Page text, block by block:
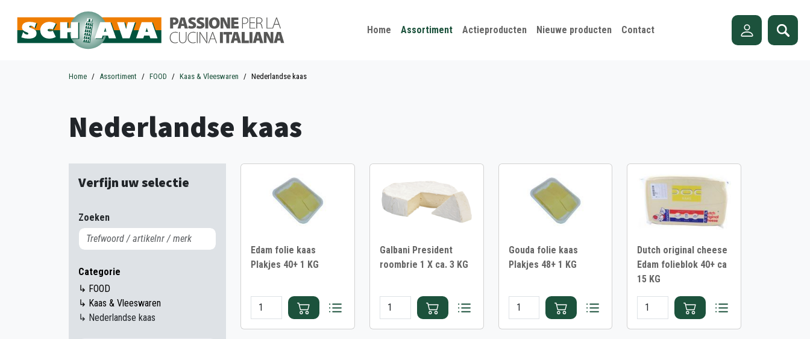
Home Assortiment Actieproducten Nieuwe producten Contact
Home Assortiment FOOD Kaas & Vleeswaren Nederlandse kaas
Nederlandse kaas
Verfijn uw selectie
Zoeken
Categorie
↳ FOOD
↳ Kaas & Vleeswaren
↳ Nederlandse kaas
Edam folie kaas
Plakjes 40+ 1 KG
Galbani President
roombrie 1 X ca. 3 KG
Gouda folie kaas
Plakjes 48+ 1 KG
Dutch original cheese
Edam folieblok 40+ ca
15 KG